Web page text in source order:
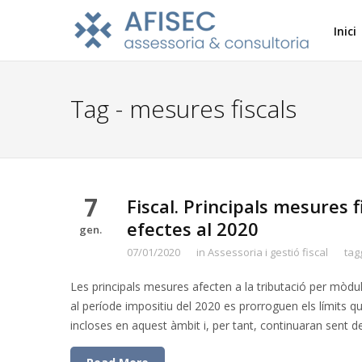
Inici
Tag - mesures fiscals
7
gen.
Fiscal. Principals mesures
efectes al 2020
07/01/2020 in Assessoria i gestió fiscal
Les principals mesures afecten a la tributació per
al període impositiu del 2020 es prorroguen els límits
incloses en aquest àmbit i, per tant, continuaran sent